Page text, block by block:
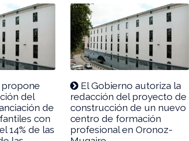
propone
del
de
con
14% de las
El Gobierno autoriza la
redacción del proyecto de
construcción de un nuevo
centro de formación
profesional en Oronoz-